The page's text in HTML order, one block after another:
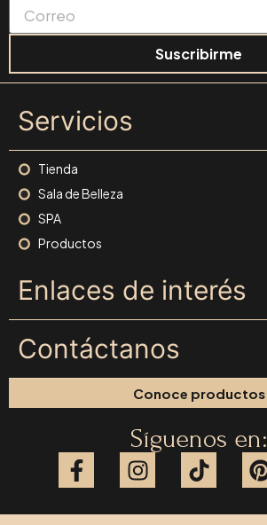
Suscribirme
Servicios
Tienda
Sala de Belleza
SPA
Productos
Enlaces de interés
Contáctanos
Conoce productos
Síguenos en: